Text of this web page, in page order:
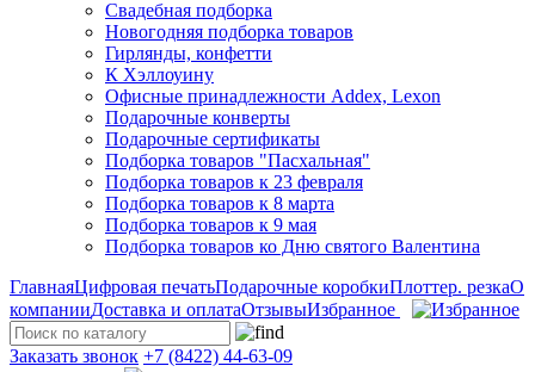
Свадебная подборка
Новогодняя подборка товаров
Гирлянды, конфетти
К Хэллоуину
Офисные принадлежности Addex, Lexon
Подарочные конверты
Подарочные сертификаты
Подборка товаров "Пасхальная"
Подборка товаров к 23 февраля
Подборка товаров к 8 марта
Подборка товаров к 9 мая
Подборка товаров ко Дню святого Валентина
ГлавнаяЦифровая печатьПодарочные коробкиПлоттер. резкаО
компанииДоставка и оплатаОтзывыИзбранное
Заказать звонок +7 (8422) 44-63-09